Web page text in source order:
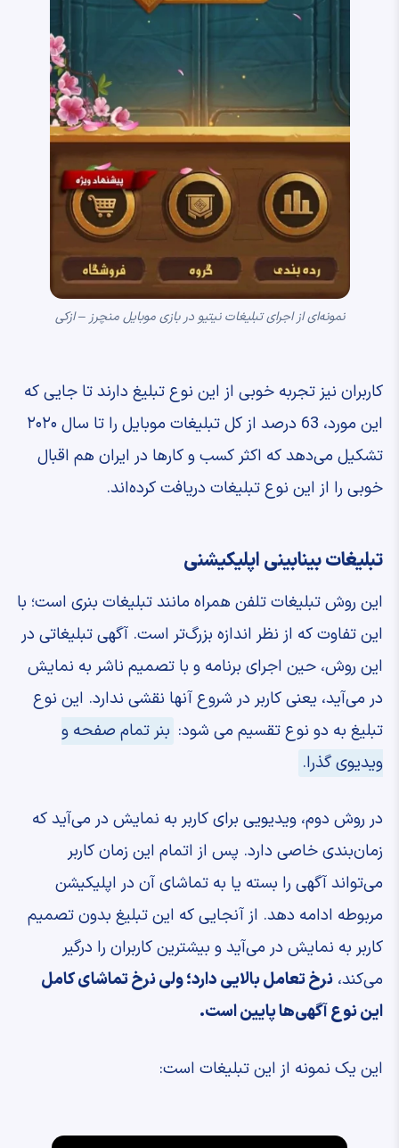
نمونه‌ای از اجرای تبلیغات نیتیو در بازی موبایل منچرز – ازکی
کاربران نیز تجربه خوبی از این نوع تبلیغ دارند تا جایی که
این مورد، 63 درصد از کل تبلیغات موبایل را تا سال ۲۰۲۰
تشکیل می‌دهد که اکثر کسب و کارها در ایران هم اقبال
خوبی را از این نوع تبلیغات دریافت کرده‌اند.
تبلیغات بینابینی اپلیکیشنی
این روش تبلیغات تلفن همراه مانند تبلیغات بنری است؛ با
این تفاوت که از نظر اندازه بزرگ‌تر است. آگهی تبلیغاتی در
این روش، حین اجرای برنامه و با تصمیم ناشر به نمایش
در می‌آید، یعنی کاربر در شروع آنها نقشی ندارد. این نوع
تبلیغ به دو نوع تقسیم می شود: بنر تمام صفحه و
ویدیوی گذرا.
در روش دوم، ویدیویی برای کاربر به نمایش در می‌آید که
زمان‌بندی خاصی دارد. پس از اتمام این زمان کاربر
می‌تواند آگهی را بسته یا به تماشای آن در اپلیکیشن
مربوطه ادامه دهد. از آنجایی که این تبلیغ بدون تصمیم
کاربر به نمایش در می‌آید و بیشترین کاربران را درگیر
می‌کند، نرخ تعامل بالایی دارد؛ ولی نرخ تماشای کامل
این نوع آگهی‌ها پایین است.
این یک نمونه از این تبلیغات است: